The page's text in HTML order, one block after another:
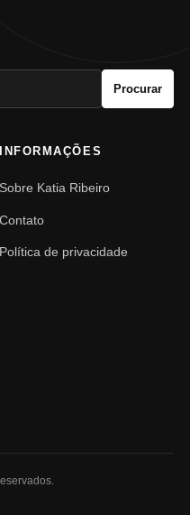
Procurar
INFORMAÇÕES
Sobre Katia Ribeiro
Contato
Política de privacidade